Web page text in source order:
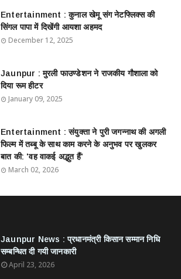
Entertainment : ​​​​कुनाल खेमू संग नेटफ्लिक्स की
सिंगल पापा में दिखेंगी आयशा अहमद
December 12, 2025
Jaunpur : ​मुरली फाउण्डेशन ने राजकीय गौशाला को
दिया रूम हीटर
January 09, 2025
Entertainment : ​संयुक्ता ने पुरी जगन्नाथ की अगली
फिल्म में तब्बू के साथ काम करने के अनुभव पर खुलकर
बात की: 'वह वाकई अद्भुत हैं'
March 02, 2026
Jaunpur News : ​प्रधानमंत्री किसान सम्मान निधि
सम्बन्धित दी गयी जानकारी
April 23, 2026